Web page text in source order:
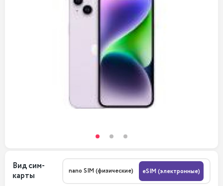
Вид сим-
карты
nano SIM (физические) eSIM (электронные)